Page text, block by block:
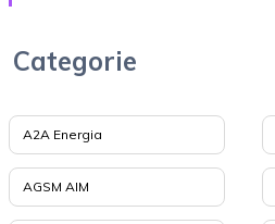
Categorie
A2A Energia
AGSM AIM